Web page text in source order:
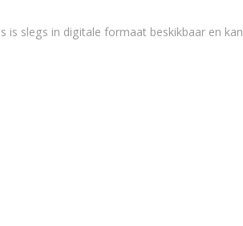
is slegs in digitale formaat beskikbaar en kan